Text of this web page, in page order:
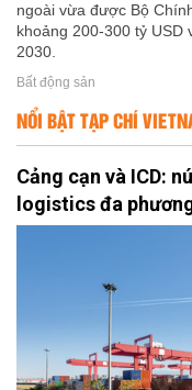
ngoài vừa được Bộ
khoảng 200-300 tỷ USD
2030.
Bất động sản
NỔI BẬT TẠP CHÍ
Cảng cạn và ICD:
logistics đa